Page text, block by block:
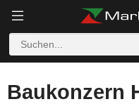
Baukonzern